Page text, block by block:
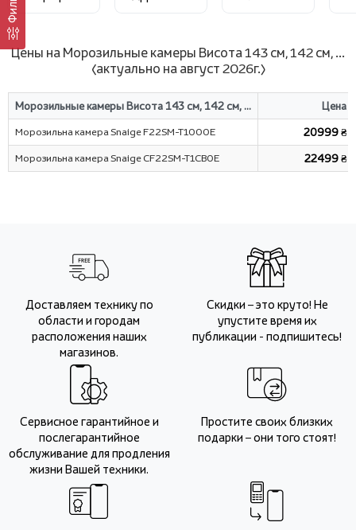
Цены на Морозильные камеры Висота 143 см, 142 см, ...
(актуально на август 2026г.)
Морозильные камеры Висота 143 см, 142 см, ... Цена
Морозильна камера Snaige F22SM-T1000E 20999 ₴
Морозильна камера Snaige CF22SM-T1CB0E 22499 ₴
Доставляем технику по
области и городам
расположения наших
магазинов.
Скидки – это круто! Не
упустите время их
публикации - подпишитесь!
Сервисное гарантийное и
послегарантийное
обслуживание для продления
жизни Вашей техники.
Простите своих близких
подарки – они того стоят!